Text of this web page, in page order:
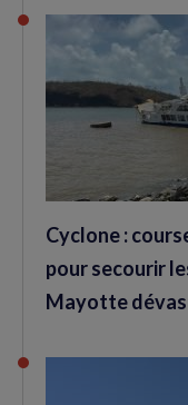
Cyclone :
pour secourir
Mayotte